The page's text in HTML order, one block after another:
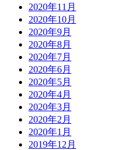
2020年11月
2020年10月
2020年9月
2020年8月
2020年7月
2020年6月
2020年5月
2020年4月
2020年3月
2020年2月
2020年1月
2019年12月